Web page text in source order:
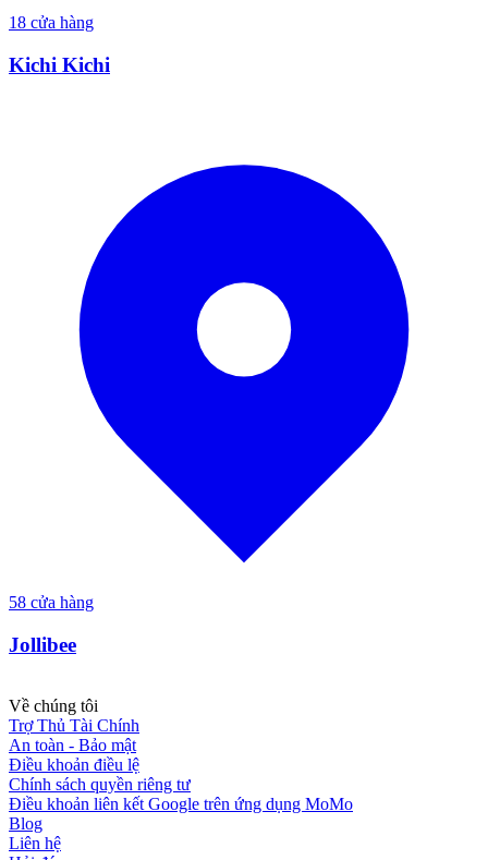
18 cửa hàng
Kichi Kichi
58 cửa hàng
Jollibee
Về chúng tôi
Trợ Thủ Tài Chính
An toàn - Bảo mật
Điều khoản điều lệ
Chính sách quyền riêng tư
Điều khoản liên kết Google trên ứng dụng MoMo
Blog
Liên hệ